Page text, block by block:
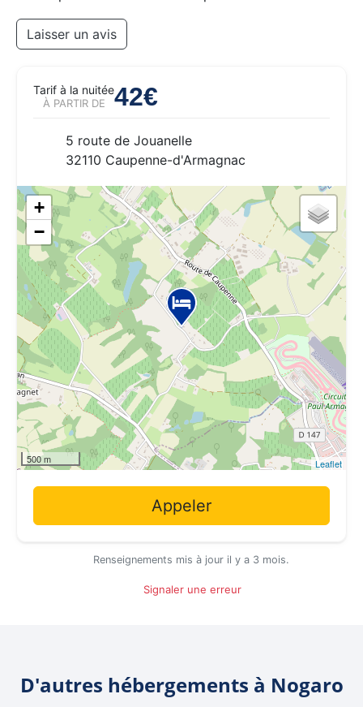
Laisser un avis
Tarif à la nuitée
À PARTIR DE 42€
5 route de Jouanelle
32110 Caupenne-d'Armagnac
+
−
500 m Leaflet
Appeler
Renseignements mis à jour il y a 3 mois.
Signaler une erreur
D'autres hébergements à Nogaro